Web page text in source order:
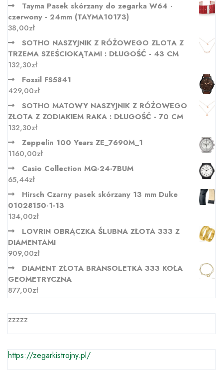
Tayma Pasek skórzany do zegarka W64 -
czerwony - 24mm (TAYMA10173)
38,00zł
SOTHO NASZYJNIK Z RÓŻOWEGO ZLOTA Z
TRZEMA SZEŚCIOKĄTAMI : DŁUGOŚĆ - 43 CM
132,30zł
Fossil FS5841
429,00zł
SOTHO MATOWY NASZYJNIK Z RÓŻOWEGO
ZŁOTA Z ZODIAKIEM RAKA : DŁUGOŚĆ - 70 CM
132,30zł
Zeppelin 100 Years ZE_7690M_1
1160,00zł
Casio Collection MQ-24-7BUM
65,44zł
Hirsch Czarny pasek skórzany 13 mm Duke
01028150-1-13
134,00zł
LOVRIN OBRĄCZKA ŚLUBNA ZŁOTA 333 Z
DIAMENTAMI
909,00zł
DIAMENT ZŁOTA BRANSOLETKA 333 KOŁA
GEOMETRYCZNA
877,00zł
zzzzz
https://zegarkistrojny.pl/